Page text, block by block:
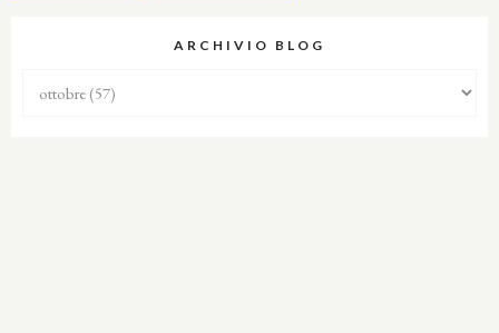
ARCHIVIO BLOG